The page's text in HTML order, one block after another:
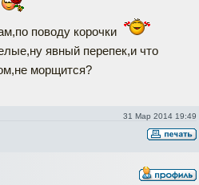
поводу корочки
явный перепек,и что
морщится?
31 Мар 2014 19:49